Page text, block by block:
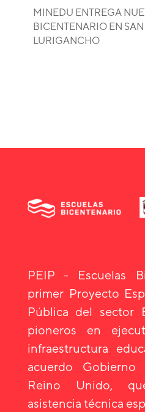
MINEDU ENTREGA
BICENTENARIO EN
LURIGANCHO
PEIP - Escuelas
primer Proyecto
Pública del sector
pioneros en
infraestructura
acuerdo
Reino Unido,
asistencia técnica